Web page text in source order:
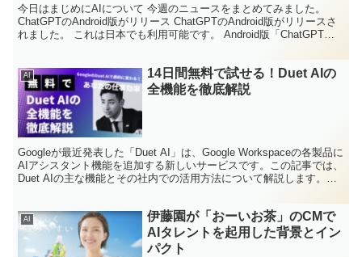
今日はまじめにAIについて 今週のニュースをまとめてみました。
ChatGPTのAndroid版がリリース ChatGPTのAndroid版がリリースさ
れました。 これは日本でも利用可能です。 Android版「ChatGPT」
AI
14日間無料で試せる！Duet AIの
全機能を徹底解説
Googleが最近発表した「Duet AI」は、Google Workspaceの各製品に
AIアシスタント機能を追加する新しいサービスです。この記事では、
Duet AIの主な機能とその社内での活用方法について解説します。さ
AI
伊藤園が「おーいお茶」のCMで
AIタレントを起用した背景とイン
パクト